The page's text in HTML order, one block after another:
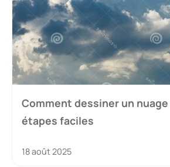
Comment dessiner un
étapes faciles
18 août 2025